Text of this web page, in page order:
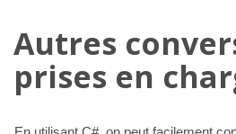
Autres
prises en